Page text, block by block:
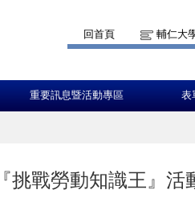
回首頁 輔仁大
重要訊息暨活動專區 表
挑戰勞動知識王』活